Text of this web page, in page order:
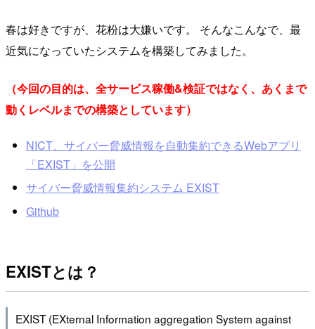
春は好きですが、花粉は大嫌いです。 そんなこんなで、最
近気になっていたシステムを構築してみました。
（今回の目的は、全サービス稼働&検証ではなく、あくまで
動くレベルまでの構築としています）
NICT、サイバー脅威情報を自動集約できるWebアプリ
「EXIST」を公開
サイバー脅威情報集約システム EXIST
Github
EXISTとは？
EXIST (EXternal Information aggregation System against